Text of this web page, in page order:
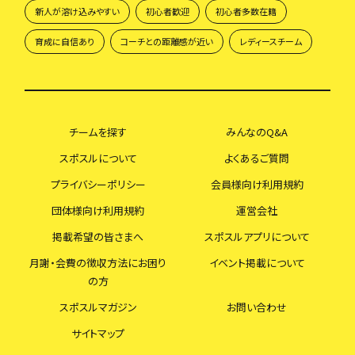
新人が溶け込みやすい 初心者歓迎 初心者多数在籍
育成に自信あり コーチとの距離感が近い レディースチーム
チームを探す
みんなのQ&A
スポスルについて
よくあるご質問
プライバシーポリシー
会員様向け利用規約
団体様向け利用規約
運営会社
掲載希望の皆さまへ
スポスルアプリについて
月謝・会費の徴収方法にお困り
の方
イベント掲載について
スポスルマガジン
お問い合わせ
サイトマップ